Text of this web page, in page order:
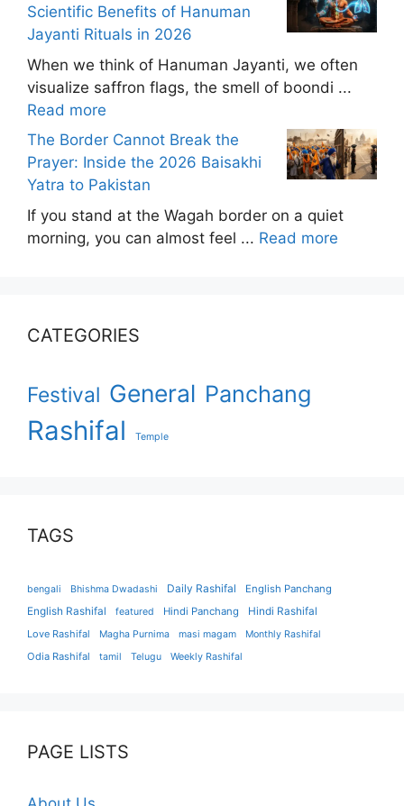
Scientific Benefits of Hanuman
Jayanti Rituals in 2026
When we think of Hanuman Jayanti, we often
visualize saffron flags, the smell of boondi ...
Read more
The Border Cannot Break the
Prayer: Inside the 2026 Baisakhi
Yatra to Pakistan
If you stand at the Wagah border on a quiet
morning, you can almost feel ... Read more
CATEGORIES
Festival General Panchang
Rashifal Temple
TAGS
bengali Bhishma Dwadashi Daily Rashifal
English Panchang
English Rashifal
featured Hindi Panchang
Hindi Rashifal
Love Rashifal
Magha Purnima masi magam Monthly Rashifal
Odia Rashifal tamil Telugu Weekly Rashifal
PAGE LISTS